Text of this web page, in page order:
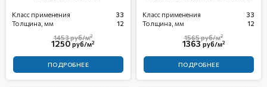
Класс применения
33
Толщина, мм
12
1250руб/м2
1453руб/м2
ПОДРОБНЕЕ
Класс применения
33
Толщина, мм
12
1363руб/м2
1565руб/м2
ПОДРОБНЕЕ